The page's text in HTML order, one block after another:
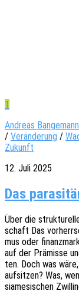
1
Andreas Bangemann
/ Veränderung /
Zukunft
12. Juli 2025
Das
Über die
schaft Das
mus oder
auf der Prämis­se
ten. Doch was
aufsit­zen? Was,
siame­si­schen